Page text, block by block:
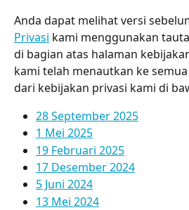
Anda dapat melihat versi
Privasi kami menggunakan
di bagian atas halaman
kami telah menautkan ke
dari kebijakan privasi kami di
28 September 2025
1 Mei 2025
19 Februari 2025
17 Desember 2024
5 Juni 2024
13 Mei 2024